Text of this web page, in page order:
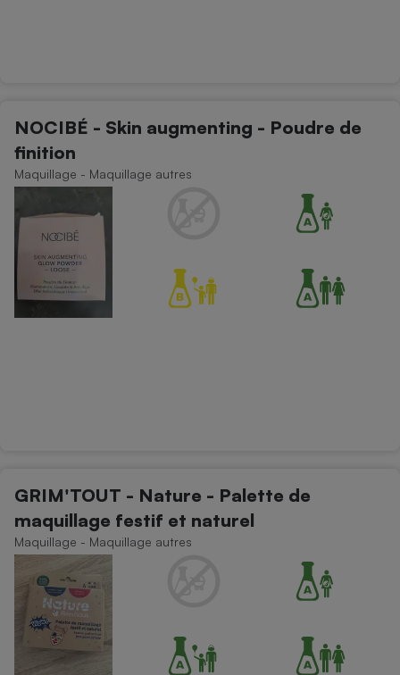
NOCIBÉ - Skin augmenting - Poudre de
finition
Maquillage - Maquillage autres
GRIM'TOUT - Nature - Palette de
maquillage festif et naturel
Maquillage - Maquillage autres